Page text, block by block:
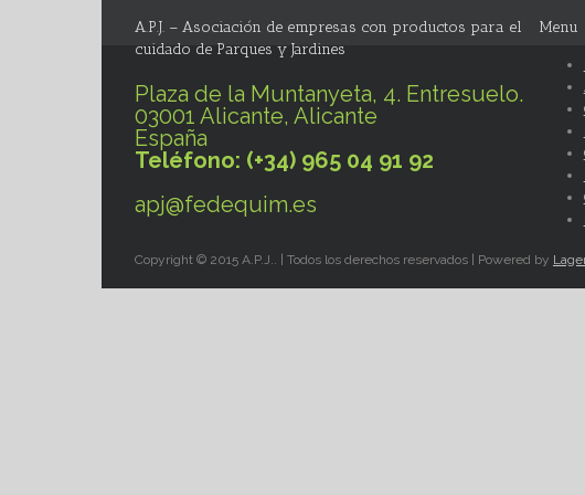
A.P.J. – Asociación de empresas con productos para el
cuidado de Parques y Jardines
Plaza de la Muntanyeta, 4. Entresuelo.
03001 Alicante, Alicante
España
Teléfono: (+34) 965 04 91 92
apj@fedequim.es
Menu
Copyright © 2015 A.P.J.. | Todos los derechos reservados | Powered by